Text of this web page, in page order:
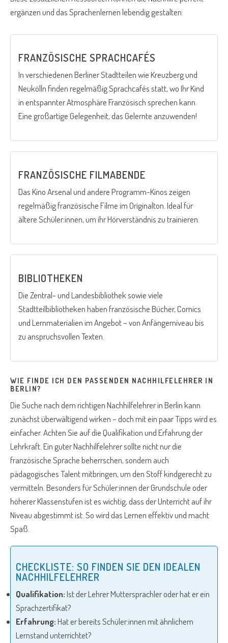
ergänzen und das Sprachenlernen lebendig gestalten:
FRANZÖSISCHE SPRACHCAFÉS
In verschiedenen Berliner Stadtteilen wie Kreuzberg und
Neukölln finden regelmäßig Sprachcafés statt, wo Ihr Kind
in entspannter Atmosphäre Französisch sprechen kann.
Eine großartige Gelegenheit, das Gelernte anzuwenden!
FRANZÖSISCHE FILMABENDE
Das Kino Arsenal und andere Programm-Kinos zeigen
regelmäßig französische Filme im Originalton. Ideal für
ältere Schüler:innen, um ihr Hörverständnis zu trainieren.
BIBLIOTHEKEN
Die Zentral- und Landesbibliothek sowie viele
Stadtteilbibliotheken haben französische Bücher, Comics
und Lernmaterialien im Angebot – von Anfängerniveau bis
zu anspruchsvollen Texten.
WIE FINDE ICH DEN PASSENDEN NACHHILFELEHRER IN
BERLIN?
Die Suche nach dem richtigen Nachhilfelehrer in Berlin kann
zunächst überwältigend wirken – doch mit ein paar Tipps wird es
einfacher. Achten Sie auf die Qualifikation und Erfahrung der
Lehrkraft. Ein guter Nachhilfelehrer sollte nicht nur die
französische Sprache beherrschen, sondern auch
pädagogisches Talent mitbringen, um den Stoff kindgerecht zu
vermitteln. Besonders für Schüler:innen der Grundschule oder
höherer Klassenstufen ist es wichtig, dass der Unterricht auf ihr
Niveau abgestimmt ist. So wird das Lernen effektiv und macht
Spaß.
CHECKLISTE: SO FINDEN SIE DEN IDEALEN
NACHHILFELEHRER
Qualifikation:Ist der Lehrer Muttersprachler oder hat er ein
Sprachzertifikat?
Erfahrung:Hat er bereits Schüler:innen mit ähnlichem
Lernstand unterrichtet?